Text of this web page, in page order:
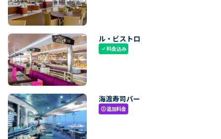
ル・ビストロ
check料金込み
海渡寿司バー
paid追加料金